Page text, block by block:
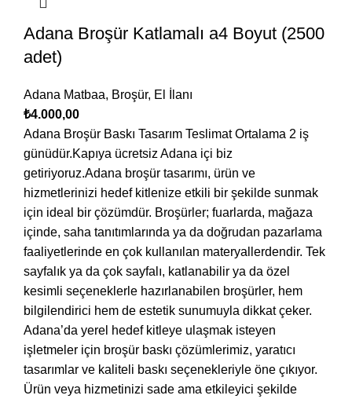
Adana Broşür Katlamalı a4 Boyut (2500
adet)
Adana Matbaa, Broşür, El İlanı
₺4.000,00
Adana Broşür Baskı Tasarım Teslimat Ortalama 2 iş
günüdür.Kapıya ücretsiz Adana içi biz
getiriyoruz.Adana broşür tasarımı, ürün ve
hizmetlerinizi hedef kitlenize etkili bir şekilde sunmak
için ideal bir çözümdür. Broşürler; fuarlarda, mağaza
içinde, saha tanıtımlarında ya da doğrudan pazarlama
faaliyetlerinde en çok kullanılan materyallerdendir. Tek
sayfalık ya da çok sayfalı, katlanabilir ya da özel
kesimli seçeneklerle hazırlanabilen broşürler, hem
bilgilendirici hem de estetik sunumuyla dikkat çeker.
Adana’da yerel hedef kitleye ulaşmak isteyen
işletmeler için broşür baskı çözümlerimiz, yaratıcı
tasarımlar ve kaliteli baskı seçenekleriyle öne çıkıyor.
Ürün veya hizmetinizi sade ama etkileyici şekilde